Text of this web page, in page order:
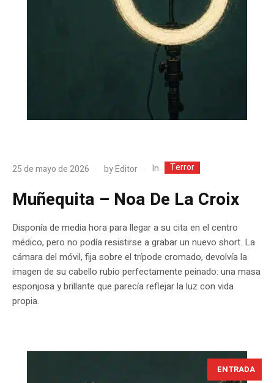
25 de mayo de 2026 byEditor In Terror
Muñequita – Noa De La Croix
Disponía de media hora para llegar a su cita en el centro
médico, pero no podía resistirse a grabar un nuevo short. La
cámara del móvil, fija sobre el trípode cromado, devolvía la
imagen de su cabello rubio perfectamente peinado: una masa
esponjosa y brillante que parecía reflejar la luz con vida
propia.
ENTRADA